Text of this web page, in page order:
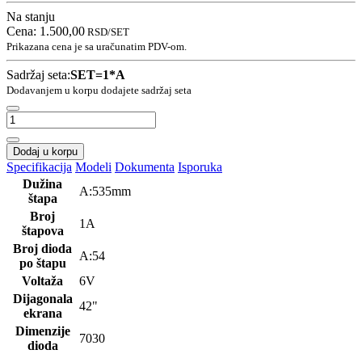
Na stanju
Cena: 1.500,00 RSD/SET
Prikazana cena je sa uračunatim PDV-om.
Sadržaj seta:SET=1*A
Dodavanjem u korpu dodajete sadržaj seta
Dodaj u korpu
Specifikacija Modeli Dokumenta Isporuka
Dužina
štapa
A:535mm
Broj
štapova
1A
Broj dioda
po štapu
A:54
Voltaža
6V
Dijagonala
ekrana
42"
Dimenzije
dioda
7030